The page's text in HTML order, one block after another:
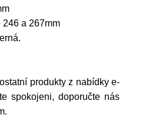
a 267mm
produkty z nabídky e-
spokojeni, doporučte nás